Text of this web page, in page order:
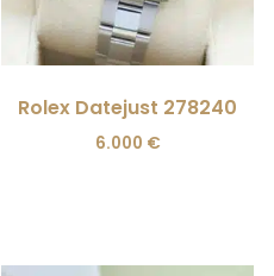
Rolex Datejust 278240
6.000 €